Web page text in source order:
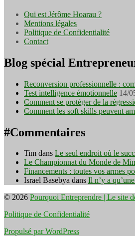
Qui est Jérôme Hoarau ?
Mentions légales
Politique de Confidentialité
Contact
Blog spécial
Reconversion professionnelle :
Test intelligence émotionnelle 14/
Comment se protéger de la
Comment les soft skills peuvent
#Commentaires
Tim dans Le seul endroit où le
Le Championnat du Monde de
Financements : toutes vos armes
Israel Basebya dans Il n’y a
© 2026 Pourquoi Entreprendre | Le site
Politique de Confidentialité
Propulsé par WordPress